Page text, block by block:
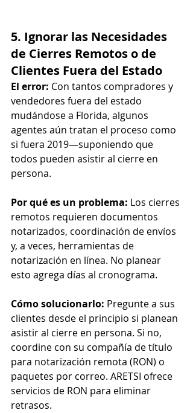
5. Ignorar las Necesidades
de Cierres Remotos o de
Clientes Fuera del Estado
El error: Con tantos compradores y
vendedores fuera del estado
mudándose a Florida, algunos
agentes aún tratan el proceso como
si fuera 2019—suponiendo que
todos pueden asistir al cierre en
persona.
Por qué es un problema: Los cierres
remotos requieren documentos
notarizados, coordinación de envíos
y, a veces, herramientas de
notarización en línea. No planear
esto agrega días al cronograma.
Cómo solucionarlo: Pregunte a sus
clientes desde el principio si planean
asistir al cierre en persona. Si no,
coordine con su compañía de título
para notarización remota (RON) o
paquetes por correo. ARETSI ofrece
servicios de RON para eliminar
retrasos.